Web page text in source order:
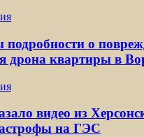
о
дрона квартиры в
видео из
на ГЭС